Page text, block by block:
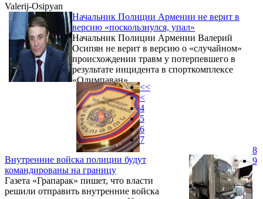
Valerij-Osipyan
Начальник Полиции Армении не верит в
версию «поскользнулся, упал»
Начальник Полиции Армении Валерий
Осипян не верит в версию о «случайном»
происхождении травм у потерпевшего в
результате инцидента в спорткомплексе
«Олимпаван».
Внутренние войска полиции будут
командированы на границу
Газета «Грапарак» пишет, что власти
решили отправить внутренние войска
<<
<
4
5
6
7
8
9